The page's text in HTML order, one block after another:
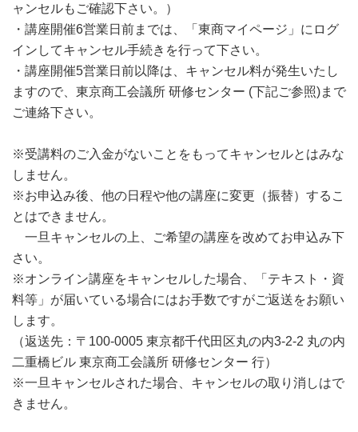
ャンセルもご確認下さい。）
・講座開催6営業日前までは、「東商マイページ」にログ
インしてキャンセル手続きを行って下さい。
・講座開催5営業日前以降は、キャンセル料が発生いたし
ますので、東京商工会議所 研修センター (下記ご参照)まで
ご連絡下さい。
※受講料のご入金がないことをもってキャンセルとはみな
しません。
※お申込み後、他の日程や他の講座に変更（振替）するこ
とはできません。
一旦キャンセルの上、ご希望の講座を改めてお申込み下
さい。
※オンライン講座をキャンセルした場合、「テキスト・資
料等」が届いている場合にはお手数ですがご返送をお願い
します。
（返送先：〒100-0005 東京都千代田区丸の内3-2-2 丸の内
二重橋ビル 東京商工会議所 研修センター 行）
※一旦キャンセルされた場合、キャンセルの取り消しはで
きません。